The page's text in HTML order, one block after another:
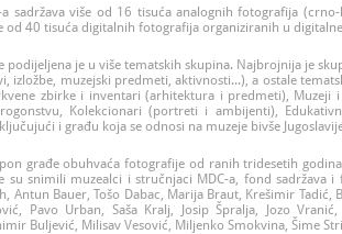
a sadržava više od 16 tisuća analognih fotografija
od 40 tisuća digitalnih fotografija organiziranih u
podijeljena je u više tematskih skupina. Najbrojnija je
izložbe, muzejski predmeti, aktivnosti...), a ostale
zbirke i inventari (arhitektura i predmeti), Muzeji
Kolekcionari (portreti i ambijenti),
i građu koja se odnosi na muzeje bivše
građe obuhvaća fotografije od ranih tridesetih
su snimili muzealci i stručnjaci MDC-a, fond sadržava
Antun Bauer, Tošo Dabac, Marija Braut, Krešimir Tadić,
Pavo Urban, Saša Kralj, Josip Špralja, Jozo
Buljević, Milisav Vesović, Miljenko Smokvina, Šime